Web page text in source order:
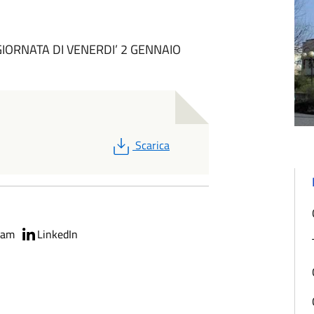
DI VENERDI’ 2 GENNAIO
PDF
Scarica
LinkedIn